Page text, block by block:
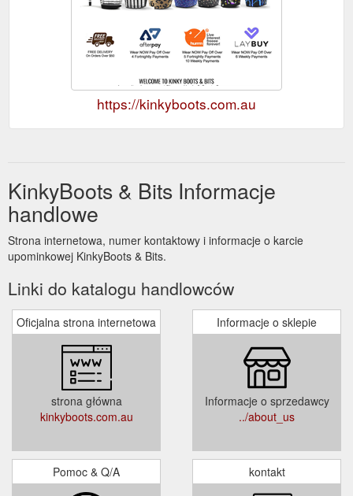
https://kinkyboots.com.au
KinkyBoots & Bits Informacje
handlowe
Strona internetowa, numer kontaktowy i informacje o karcie
upominkowej KinkyBoots & Bits.
Linki do katalogu handlowców
Oficjalna strona internetowa
strona główna
kinkyboots.com.au
Informacje o sklepie
Informacje o sprzedawcy
../about_us
Pomoc & Q/A kontakt